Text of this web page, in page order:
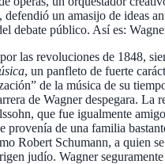
un amasijo de ideas
debate público. Así es:
las revoluciones de 1848,
, un panfleto de fuerte
de la música de su
de Wagner despegara.
que fue igualmente
provenía de una familia
Robert Schumann, a quien
judío. Wagner